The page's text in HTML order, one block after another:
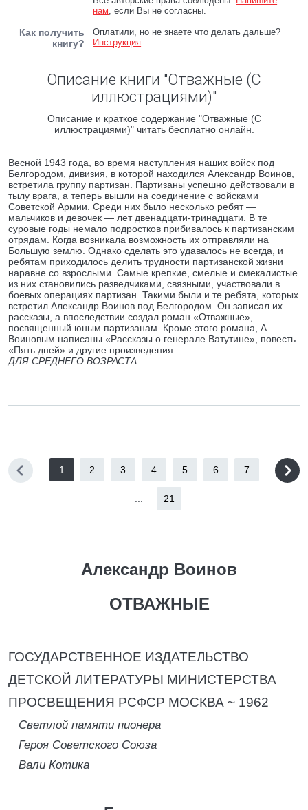
нам, если Вы не согласны.
Как получить
книгу?
Оплатили, но не знаете что делать дальше?
Инструкция.
Описание книги "Отважные (С
иллюстрациями)"
Описание и краткое содержание "Отважные (С
иллюстрациями)" читать бесплатно онлайн.
Весной 1943 года, во время наступления наших войск под
Белгородом, дивизия, в которой находился Александр Воинов,
встретила группу партизан. Партизаны успешно действовали в
тылу врага, а теперь вышли на соединение с войсками
Советской Армии. Среди них было несколько ребят —
мальчиков и девочек — лет двенадцати-тринадцати. В те
суровые годы немало подростков прибивалось к партизанским
отрядам. Когда возникала возможность их отправляли на
Большую землю. Однако сделать это удавалось не всегда, и
ребятам приходилось делить трудности партизанской жизни
наравне со взрослыми. Самые крепкие, смелые и смекалистые
из них становились разведчиками, связными, участвовали в
боевых операциях партизан. Такими были и те ребята, которых
встретил Александр Воинов под Белгородом. Он записал их
рассказы, а впоследствии создал роман «Отважные»,
посвященный юным партизанам. Кроме этого романа, А.
Воиновым написаны «Рассказы о генерале Ватутине», повесть
«Пять дней» и другие произведения.
ДЛЯ СРЕДНЕГО ВОЗРАСТА
1 2 3 4 5 6 7
21
Александр Воинов
ОТВАЖНЫЕ
ГОСУДАРСТВЕННОЕ ИЗДАТЕЛЬСТВО
ДЕТСКОЙ ЛИТЕРАТУРЫ МИНИСТЕРСТВА
ПРОСВЕЩЕНИЯ РСФСР МОСКВА ~ 1962
Светлой памяти пионера
Героя Советского Союза
Вали Котика